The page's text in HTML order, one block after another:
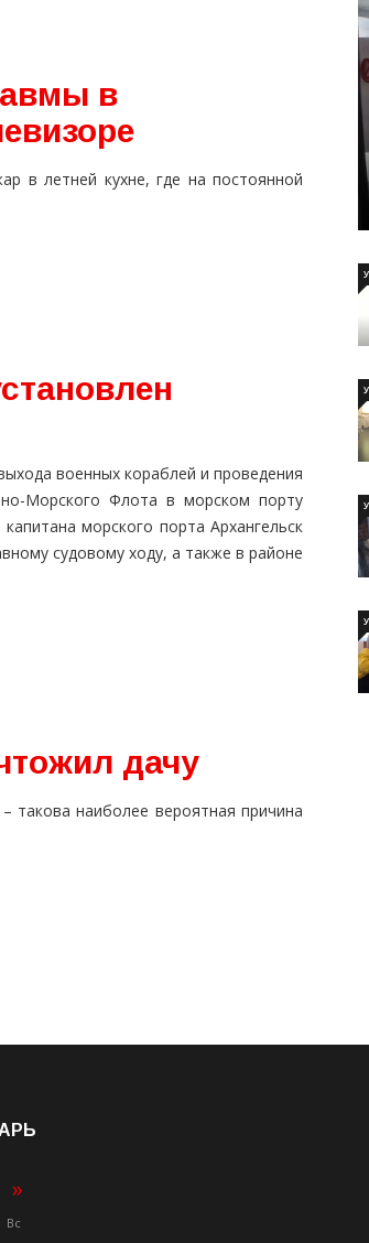
в
в летней кухне, где на постоянной
военных кораблей и проведения
Морского Флота в морском порту
морского порта Архангельск
судовому ходу, а также в районе
дачу
такова наиболее вероятная причина
»
Вс